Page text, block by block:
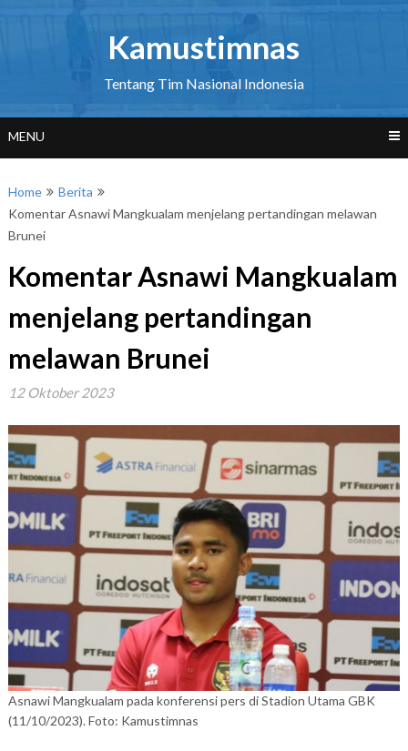
Kamustimnas
Tentang Tim Nasional Indonesia
MENU
Home
Berita
Komentar Asnawi Mangkualam menjelang pertandingan melawan
Brunei
Komentar Asnawi Mangkualam
menjelang pertandingan
melawan Brunei
12 Oktober 2023
Asnawi Mangkualam pada konferensi pers di Stadion Utama GBK
(11/10/2023). Foto: Kamustimnas